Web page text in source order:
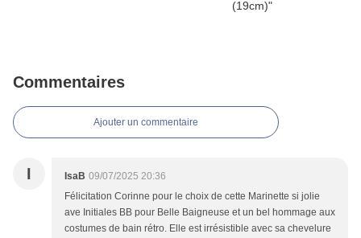
Commentaires
Ajouter un commentaire
I IsaB 09/07/2025 20:36
Félicitation Corinne pour le choix de cette Marinette si jolie
ave Initiales BB pour Belle Baigneuse et un bel hommage aux
costumes de bain rétro. Elle est irrésistible avec sa chevelure